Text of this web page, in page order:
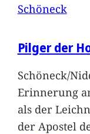
Schöneck
Pilger der
Schöneck/
Erinnerung
als der
der Apostel